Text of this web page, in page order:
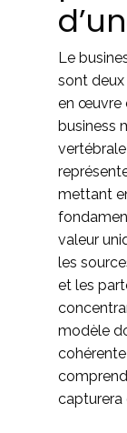
Le
sont
en œuvre
business
vertébrale
mettant
valeur
les
et les
modèle
capturera